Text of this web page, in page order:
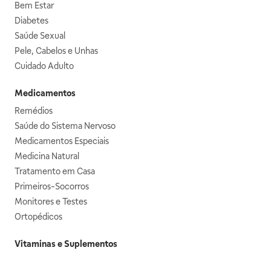
Bem Estar
Diabetes
Saúde Sexual
Pele, Cabelos e Unhas
Cuidado Adulto
Medicamentos
Remédios
Saúde do Sistema Nervoso
Medicamentos Especiais
Medicina Natural
Tratamento em Casa
Primeiros-Socorros
Monitores e Testes
Ortopédicos
Vitaminas e Suplementos